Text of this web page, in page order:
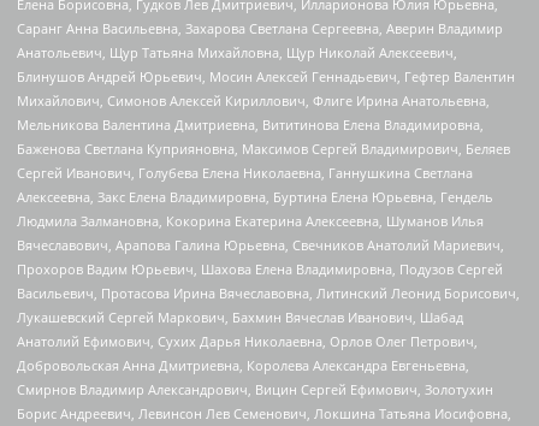
Елена Борисовна, Гудков Лев Дмитриевич, Илларионова Юлия Юрьевна,
Саранг Анна Васильевна, Захарова Светлана Сергеевна, Аверин Владимир
Анатольевич, Щур Татьяна Михайловна, Щур Николай Алексеевич,
Блинушов Андрей Юрьевич, Мосин Алексей Геннадьевич, Гефтер Валентин
Михайлович, Симонов Алексей Кириллович, Флиге Ирина Анатольевна,
Мельникова Валентина Дмитриевна, Вититинова Елена Владимировна,
Баженова Светлана Куприяновна, Максимов Сергей Владимирович, Беляев
Сергей Иванович, Голубева Елена Николаевна, Ганнушкина Светлана
Алексеевна, Закс Елена Владимировна, Буртина Елена Юрьевна, Гендель
Людмила Залмановна, Кокорина Екатерина Алексеевна, Шуманов Илья
Вячеславович, Арапова Галина Юрьевна, Свечников Анатолий Мариевич,
Прохоров Вадим Юрьевич, Шахова Елена Владимировна, Подузов Сергей
Васильевич, Протасова Ирина Вячеславовна, Литинский Леонид Борисович,
Лукашевский Сергей Маркович, Бахмин Вячеслав Иванович, Шабад
Анатолий Ефимович, Сухих Дарья Николаевна, Орлов Олег Петрович,
Добровольская Анна Дмитриевна, Королева Александра Евгеньевна,
Смирнов Владимир Александрович, Вицин Сергей Ефимович, Золотухин
Борис Андреевич, Левинсон Лев Семенович, Локшина Татьяна Иосифовна,